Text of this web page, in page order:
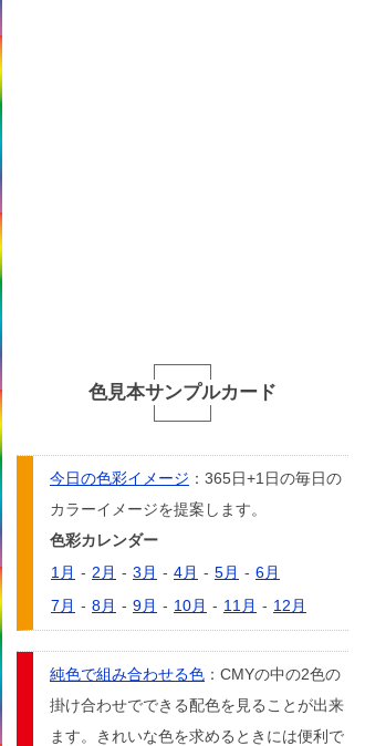
色見本サンプルカード
今日の色彩イメージ ：365日+1日の毎日の
カラーイメージを提案します。
色彩カレンダー
1月 - 2月 - 3月 - 4月 - 5月 - 6月
7月 - 8月 - 9月 - 10月 - 11月 - 12月
純色で組み合わせる色 ：CMYの中の2色の
掛け合わせでできる配色を見ることが出来
ます。きれいな色を求めるときには便利で